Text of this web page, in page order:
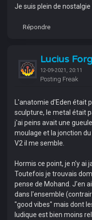
Je suis plein de
Répondre
Lucius
12-09-2021, 20:11
Posting Freak
L'anatomie d'Eden était
sculpture, le metal était
j'ai peins avait une
moulage et la jonction
V2 il me semble.
Hormis ce point, je n'y ai
Toutefois je trouvais
pense de Mohand. J'en
dans l'ensemble
"good vibes" mais dont
ludique est bien moins